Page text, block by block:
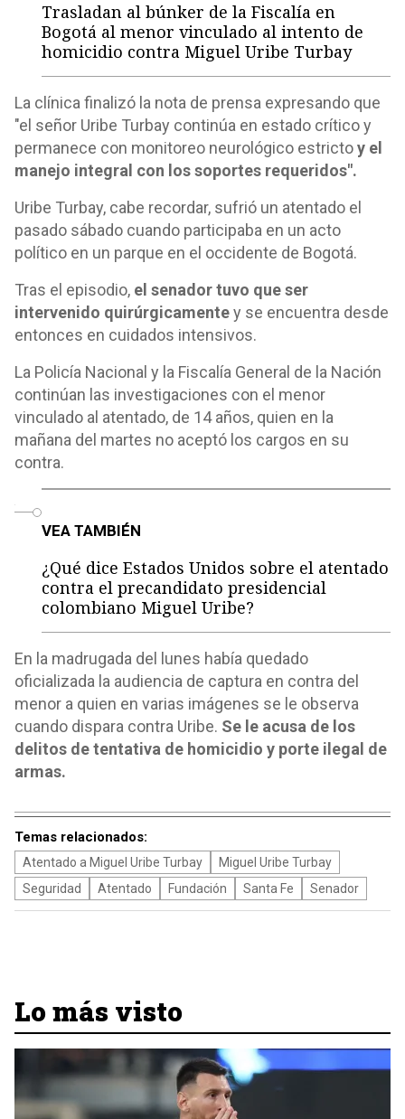
Trasladan al búnker de la Fiscalía en
Bogotá al menor vinculado al intento de
homicidio contra Miguel Uribe Turbay
La clínica finalizó la nota de prensa expresando que
"el señor Uribe Turbay continúa en estado crítico y
permanece con monitoreo neurológico estrictoy el
manejo integral con los soportes requeridos".
Uribe Turbay, cabe recordar, sufrió un atentado el
pasado sábado cuando participaba en un acto
político en un parque en el occidente de Bogotá.
Tras el episodio, el senador tuvo que ser
intervenido quirúrgicamentey se encuentra desde
entonces en cuidados intensivos.
La Policía Nacional y la Fiscalía General de la Nación
continúan las investigaciones con el menor
vinculado al atentado, de 14 años, quien en la
mañana del martes no aceptó los cargos en su
contra.
VEA TAMBIÉN
¿Qué dice Estados Unidos sobre el atentado
contra el precandidato presidencial
colombiano Miguel Uribe?
En la madrugada del lunes había quedado
oficializada la audiencia de captura en contra del
menor a quien en varias imágenes se le observa
cuando dispara contra Uribe. Se le acusa de los
delitos de tentativa de homicidio y porte ilegal de
armas.
Temas relacionados:
Atentado a Miguel Uribe Turbay
Miguel Uribe Turbay
Seguridad
Atentado Fundación Santa Fe Senador
Lo más visto